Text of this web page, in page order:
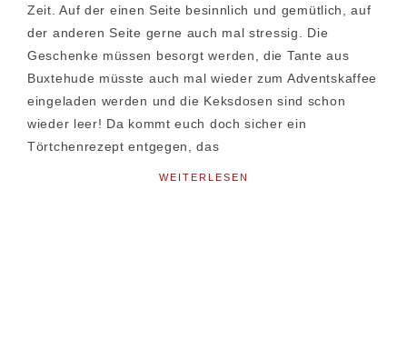
Zeit. Auf der einen Seite besinnlich und gemütlich, auf
der anderen Seite gerne auch mal stressig. Die
Geschenke müssen besorgt werden, die Tante aus
Buxtehude müsste auch mal wieder zum Adventskaffee
eingeladen werden und die Keksdosen sind schon
wieder leer! Da kommt euch doch sicher ein
Törtchenrezept entgegen, das
WEITERLESEN